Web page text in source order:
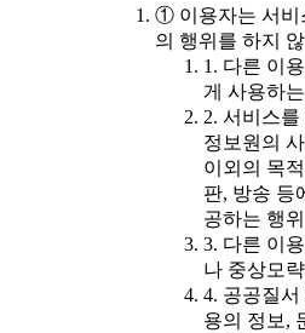
① 이용자는 서비
의 행위를 하지
1. 다른 이
게 사용하
2. 서비스
정보원의
이외의 목
판, 방송 등
공하는 행위
3. 다른 이
나 중상모
4. 공공질
용의 정보,